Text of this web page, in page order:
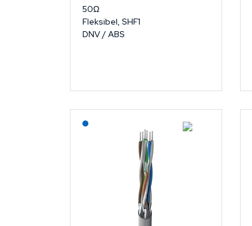
50Ω
Fleksibel, SHF1
DNV / ABS